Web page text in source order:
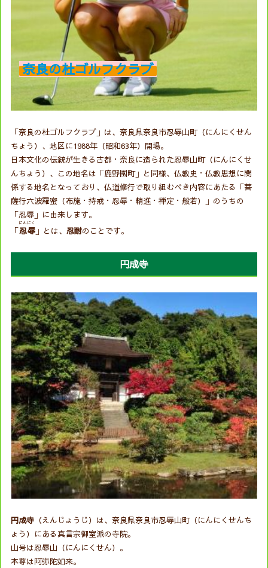
奈良の杜ゴルフクラブ
「奈良の杜ゴルフクラブ」は、奈良県奈良市忍辱山町（にんにくせん
ちょう）、地区に1988年（昭和63年）開場。
日本文化の伝統が生きる古都・奈良に造られた忍辱山町（にんにくせ
んちょう）、この地名は「鹿野園町」と同様、仏教史・仏教思想に関
係する地名となっており、仏道修行で取り組むべき内容にあたる「菩
薩行六波羅蜜（布施・持戒・忍辱・精進・禅定・般若）」のうちの
「忍辱」に由来します。
「忍辱
にんにく
」とは、忍耐のことです。
円成寺
円成寺 （えんじょうじ）は、奈良県奈良市忍辱山町（にんにくせんち
ょう）にある真言宗御室派の寺院。
山号は忍辱山（にんにくせん）。
本尊は阿弥陀如来。